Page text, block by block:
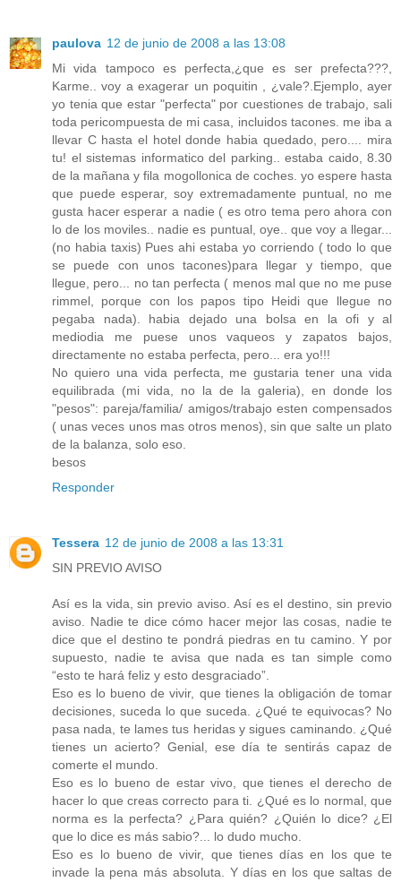
paulova 12 de junio de 2008 a las 13:08
Mi vida tampoco es perfecta,¿que es ser prefecta???,
Karme.. voy a exagerar un poquitin , ¿vale?.Ejemplo, ayer
yo tenia que estar "perfecta" por cuestiones de trabajo, sali
toda pericompuesta de mi casa, incluidos tacones. me iba a
llevar C hasta el hotel donde habia quedado, pero.... mira
tu! el sistemas informatico del parking.. estaba caido, 8.30
de la mañana y fila mogollonica de coches. yo espere hasta
que puede esperar, soy extremadamente puntual, no me
gusta hacer esperar a nadie ( es otro tema pero ahora con
lo de los moviles.. nadie es puntual, oye.. que voy a llegar...
(no habia taxis) Pues ahi estaba yo corriendo ( todo lo que
se puede con unos tacones)para llegar y tiempo, que
llegue, pero... no tan perfecta ( menos mal que no me puse
rimmel, porque con los papos tipo Heidi que llegue no
pegaba nada). habia dejado una bolsa en la ofi y al
mediodia me puese unos vaqueos y zapatos bajos,
directamente no estaba perfecta, pero... era yo!!!
No quiero una vida perfecta, me gustaria tener una vida
equilibrada (mi vida, no la de la galeria), en donde los
"pesos": pareja/familia/ amigos/trabajo esten compensados
( unas veces unos mas otros menos), sin que salte un plato
de la balanza, solo eso.
besos
Responder
Tessera 12 de junio de 2008 a las 13:31
SIN PREVIO AVISO
Así es la vida, sin previo aviso. Así es el destino, sin previo
aviso. Nadie te dice cómo hacer mejor las cosas, nadie te
dice que el destino te pondrá piedras en tu camino. Y por
supuesto, nadie te avisa que nada es tan simple como
“esto te hará feliz y esto desgraciado”.
Eso es lo bueno de vivir, que tienes la obligación de tomar
decisiones, suceda lo que suceda. ¿Qué te equivocas? No
pasa nada, te lames tus heridas y sigues caminando. ¿Qué
tienes un acierto? Genial, ese día te sentirás capaz de
comerte el mundo.
Eso es lo bueno de estar vivo, que tienes el derecho de
hacer lo que creas correcto para ti. ¿Qué es lo normal, que
norma es la perfecta? ¿Para quién? ¿Quién lo dice? ¿El
que lo dice es más sabio?... lo dudo mucho.
Eso es lo bueno de vivir, que tienes días en los que te
invade la pena más absoluta. Y días en los que saltas de